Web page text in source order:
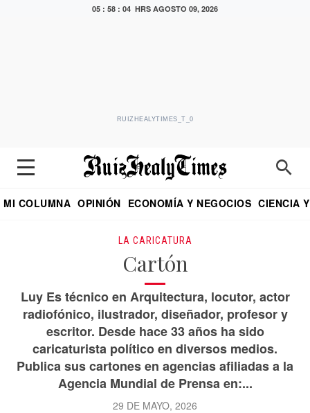
05 : 58 : 04 HRS AGOSTO 09, 2026
RUIZHEALYTIMES_T_0
MI COLUMNA OPINIÓN ECONOMÍA Y NEGOCIOS CIENCIA
LA CARICATURA
Cartón
Luy Es técnico en Arquitectura, locutor, actor
radiofónico, ilustrador, diseñador, profesor y
escritor. Desde hace 33 años ha sido
caricaturista político en diversos medios.
Publica sus cartones en agencias afiliadas a la
Agencia Mundial de Prensa en:...
29 DE MAYO, 2026